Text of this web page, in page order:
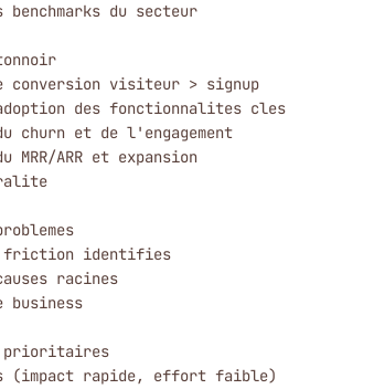
benchmarks du secteur
visiteur > signup
des fonctionnalites cles
churn et de l'engagement
ARR et expansion
friction identifies
racines
business
prioritaires
(impact rapide, effort faible)